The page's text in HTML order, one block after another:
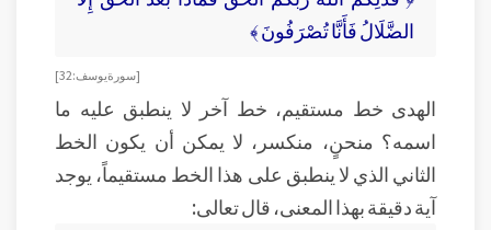
الضَّلَالُ فَأَنَّا تُصْرَفُونَ ﴾
[ سورة يوسف: 32]
الهدى خط مستقيم، خط آخر لا ينطبق عليه ما
اسمه؟ منحنٍ، منكسر، لا يمكن أن يكون الخط
الثاني الذي لا ينطبق على هذا الخط مستقيماً، يوجد
آية دقيقة بهذا المعنى، قال تعالى: